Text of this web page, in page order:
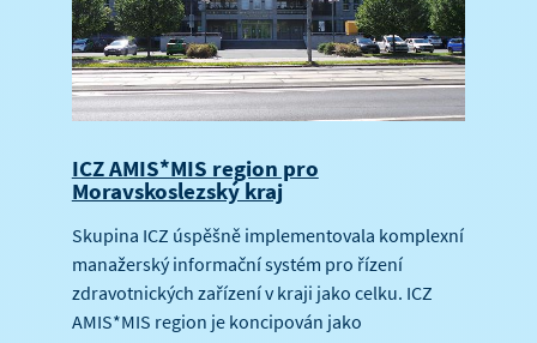
ICZ AMIS*MIS region pro
Moravskoslezský kraj
Skupina ICZ úspěšně implementovala komplexní
manažerský informační systém pro řízení
zdravotnických zařízení v kraji jako celku. ICZ
AMIS*MIS region je koncipován jako